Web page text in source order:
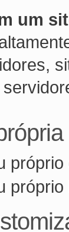
um